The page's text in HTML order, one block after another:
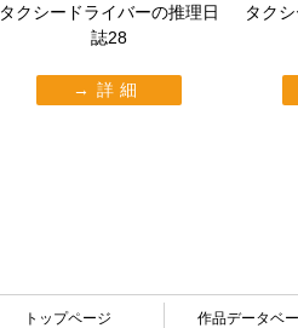
タクシードライバーの推理日
誌28
詳細
タク
トップページ 作品データベ